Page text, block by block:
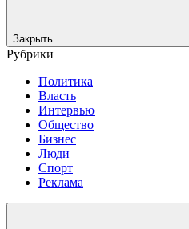
Закрыть
Рубрики
Политика
Власть
Интервью
Общество
Бизнес
Люди
Спорт
Реклама